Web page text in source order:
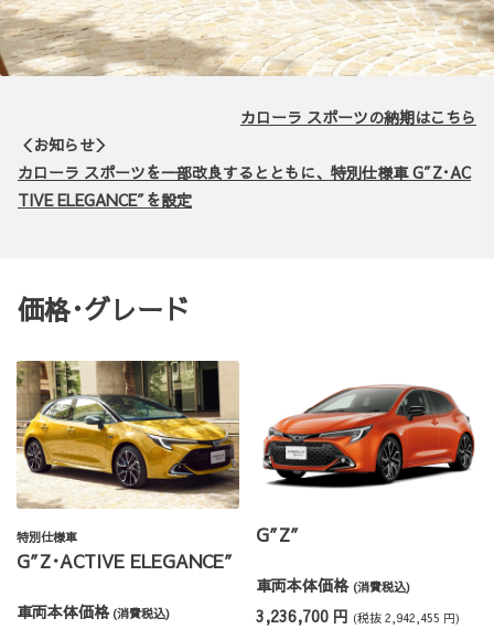
カローラ スポーツの納期はこちら
＜お知らせ＞
カローラ スポーツを一部改良するとともに、特別仕様車 G″Z･AC
TIVE ELEGANCE″を設定
価格･グレード
特別仕様車
G″Z･ACTIVE ELEGANCE″
車両本体価格(消費税込)
G″Z″
車両本体価格 (消費税込)
3,236,700 円 (税抜 2,942,455 円)